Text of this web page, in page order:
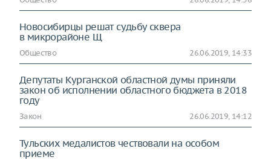
Новосибирцы решат судьбу сквера
в микрорайоне Щ
Общество 26.06.2019, 14:33
Депутаты Курганской областной думы приняли
закон об исполнении областного бюджета в 2018
году
Закон 26.06.2019, 14:12
Тульских медалистов чествовали на особом
приеме